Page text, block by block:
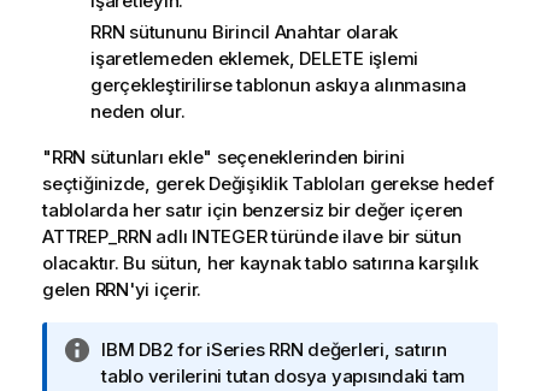
RRN sütununu Birincil Anahtar olarak
işaretlemeden eklemek, DELETE işlemi
gerçekleştirilirse tablonun askıya alınmasına
neden olur.
"RRN sütunları ekle" seçeneklerinden birini
seçtiğinizde, gerek Değişiklik Tabloları gerekse hedef
tablolarda her satır için benzersiz bir değer içeren
ATTREP_RRN adlı INTEGER türünde ilave bir sütun
olacaktır. Bu sütun, her kaynak tablo satırına karşılık
gelen RRN'yi içerir.
B
i
IBM DB2 for iSeries RRN değerleri, satırın
tablo verilerini tutan dosya yapısındaki tam